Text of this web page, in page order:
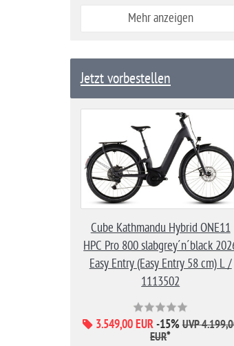
Mehr anzeigen
Jetzt vorbestellen
Cube Kathmandu Hybrid ONE11
HPC Pro 800 slabgrey´n´black
Easy Entry (Easy Entry 58 cm) L /
1113502
3.549,00 EUR-15% UVP
EUR*